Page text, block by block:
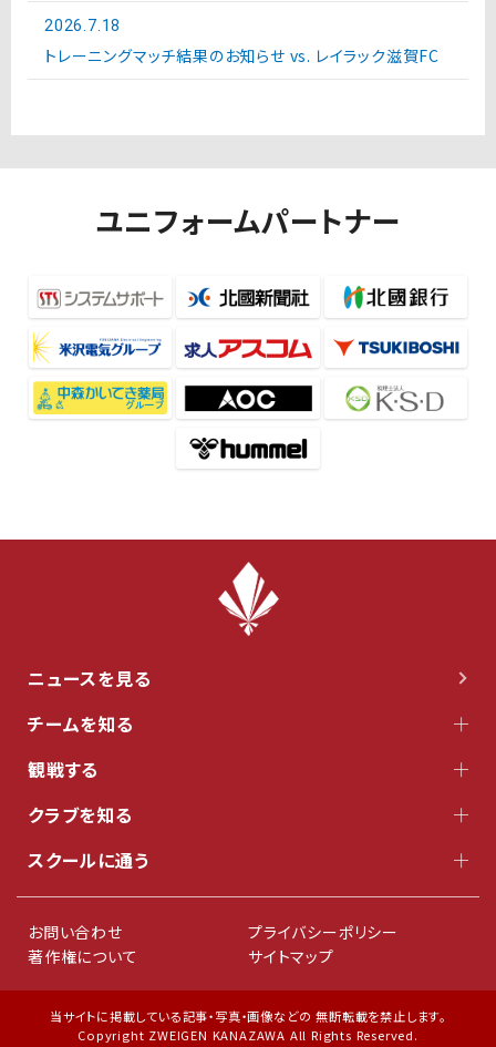
2026.7.18
トレーニングマッチ結果のお知らせ vs. レイラック滋賀FC
ユニフォームパートナー
ニュースを見る
チームを知る
観戦する
クラブを知る
スクールに通う
お問い合わせ
プライバシーポリシー
著作権について
サイトマップ
当サイトに掲載している記事・写真・画像などの 無断転載を禁止します。
Copyright ZWEIGEN KANAZAWA All Rights Reserved.